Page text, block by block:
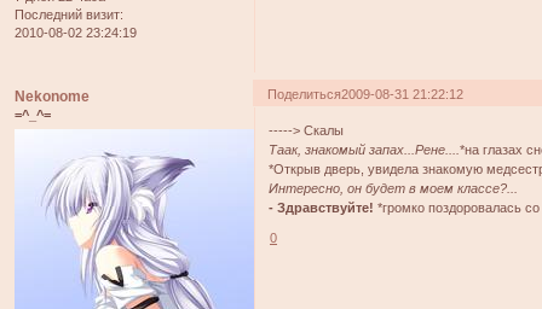
Последний визит:
2010-08-02 23:24:19
Поделиться2009-08-31 21:22:12
Nekonome
=^_^=
-----> Скалы
Таак, знакомый запах...Рене....*на глазах
*Открыв дверь, увидела знакомую
Интересно, он будет в моем классе?...
- Здравствуйте! *громко поздоровалась
0